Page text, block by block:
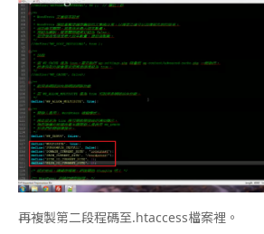
再複製第二段程碼至.htaccess檔案裡。